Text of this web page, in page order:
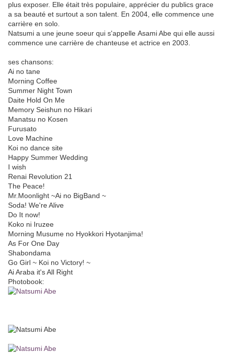
plus exposer. Elle était très populaire, apprécier du publics grace
a sa beauté et surtout a son talent. En 2004, elle commence une
carrière en solo.
Natsumi a une jeune soeur qui s'appelle Asami Abe qui elle aussi
commence une carrière de chanteuse et actrice en 2003.
ses chansons:
Ai no tane
Morning Coffee
Summer Night Town
Daite Hold On Me
Memory Seishun no Hikari
Manatsu no Kosen
Furusato
Love Machine
Koi no dance site
Happy Summer Wedding
I wish
Renai Revolution 21
The Peace!
Mr.Moonlight ~Ai no BigBand ~
Soda! We're Alive
Do It now!
Koko ni Iruzee
Morning Musume no Hyokkori Hyotanjima!
As For One Day
Shabondama
Go Girl ~ Koi no Victory! ~
Ai Araba it's All Right
Photobook: